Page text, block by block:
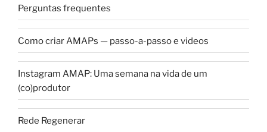
Perguntas frequentes
Como criar AMAPs — passo-a-passo e videos
Instagram AMAP: Uma semana na vida de um
(co)produtor
Rede Regenerar